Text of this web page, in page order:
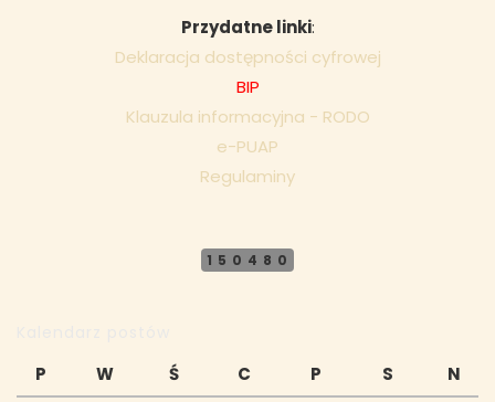
Przydatne linki:
Deklaracja dostępności cyfrowej
BIP
Klauzula informacyjna - RODO
e-PUAP
Regulaminy
150480
P W Ś C P S N